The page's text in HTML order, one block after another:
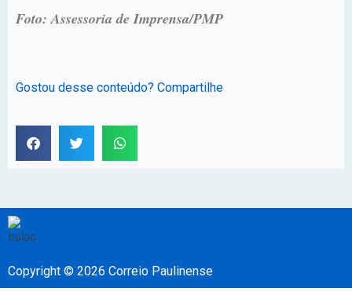
Foto: Assessoria de Imprensa/PMP
Gostou desse conteúdo? Compartilhe
Copyright © 2026 Correio Paulinense